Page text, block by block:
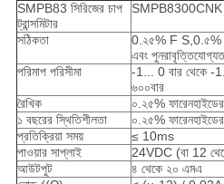
SMPB83 সিরিজের চাপ
ট্রান্সমিটার
SMPB8300CNK
সঠিকতা
0.২৫% F S,0.৫% F
এবং
পরিমাপ পরিসীমা
-1... 0 বার থেকে -
৬০০বার
রৈখিক
০.২৫% ফারেনহাইডের
১ বছরের স্থিতিশীলতা
০.২৫% ফারেনহাইডের
প্রতিক্রিয়া সময়
≤ 10ms
পাওয়ার সাপ্লাই
24VDC (বা 12
আউটপুট
৪ থেকে ২০ এমএ